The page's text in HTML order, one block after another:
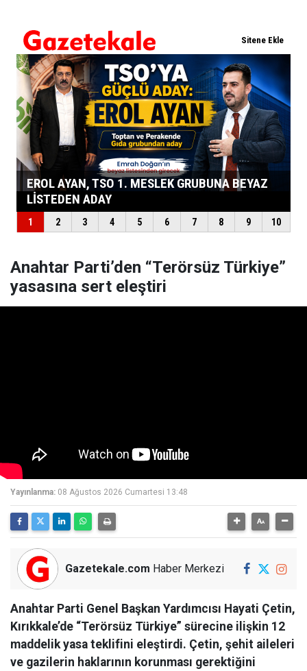
Anahtar Parti’den “Terörsüz Türkiye”
yasasına sert eleştiri
Yayınlanma: 08 Ağustos 2026 Cumartesi 13:48
Gazetekale.com Haber Merkezi
Anahtar Parti Genel Başkan Yardımcısı Hayati Çetin,
Kırıkkale’de “Terörsüz Türkiye” sürecine ilişkin 12
maddelik yasa teklifini eleştirdi. Çetin, şehit aileleri
ve gazilerin haklarının korunması gerektiğini